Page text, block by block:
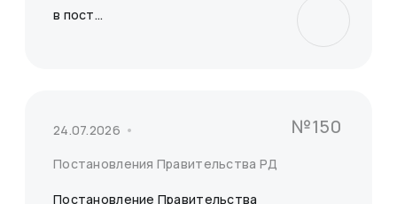
в пост...
24.07.2026
Постановления Правительства РД
№150
Постановление Правительства